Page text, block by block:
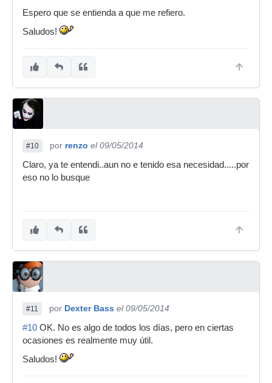
Espero que se entienda a que me refiero.
Saludos!
#10 por renzo el 09/05/2014
Claro, ya te entendi..aun no e tenido esa necesidad.....por
eso no lo busque
#11 por Dexter Bass el 09/05/2014
#10 OK. No es algo de todos los días, pero en ciertas
ocasiones es realmente muy útil.
Saludos!